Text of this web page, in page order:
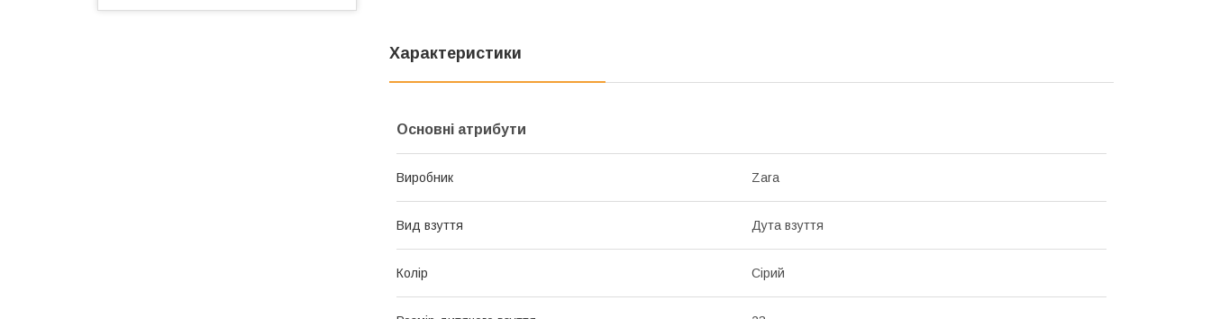
Характеристики
Основні атрибути
Виробник Zara
Вид взуття Дута взуття
Колір Сірий